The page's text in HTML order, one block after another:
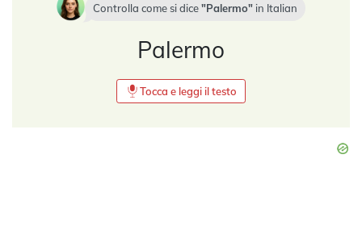
Controlla come si dice Palermo in Italian
Palermo
Tocca e leggi il testo